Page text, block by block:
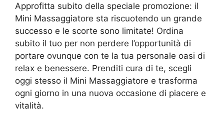
Approfitta subito della speciale promozione: il
Mini Massaggiatore sta riscuotendo un grande
successo e le scorte sono limitate! Ordina
subito il tuo per non perdere l’opportunità di
portare ovunque con te la tua personale oasi di
relax e benessere. Prenditi cura di te, scegli
oggi stesso il Mini Massaggiatore e trasforma
ogni giorno in una nuova occasione di piacere e
vitalità.